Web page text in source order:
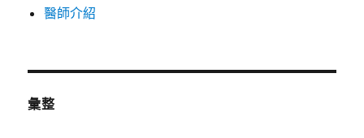
醫師介紹
彙整